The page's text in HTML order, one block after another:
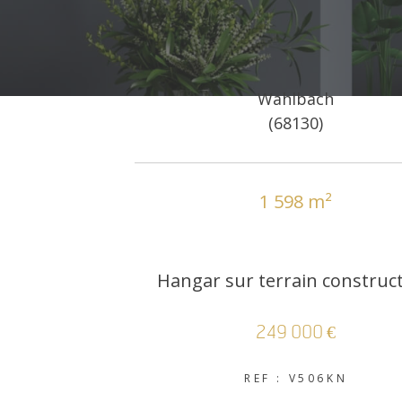
Wahlbach
(68130)
1 598 m²
Hangar sur terrain
249 000 €
REF : V506KN